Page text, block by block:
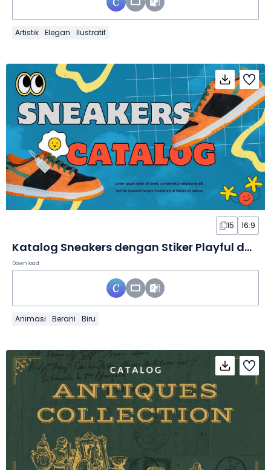
Artistik Elegan Ilustratif
15 16:9
Katalog Sneakers dengan Stiker Playful dalam Slide
Download
Animasi Berani Biru